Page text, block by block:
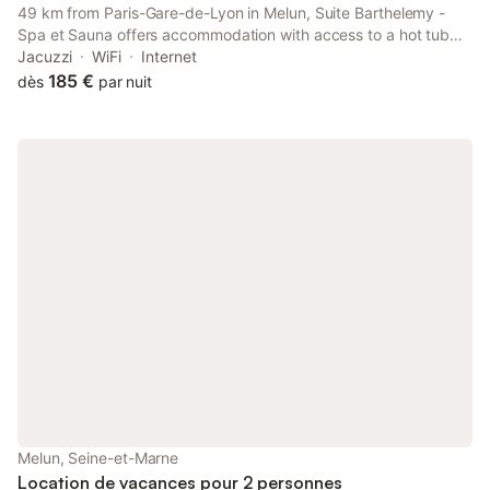
49 km from Paris-Gare-de-Lyon in Melun, Suite Barthelemy -
Spa et Sauna offers accommodation with access to a hot tub
and spa facilities. Located 50 km from Opéra Bastille, the
property features a garden.
Jacuzzi WiFi
Internet
dès 185 € par nuit
Melun, Seine-et-Marne
Location de vacances pour 2 personnes